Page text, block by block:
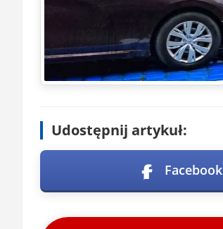
Udostępnij artykuł:
Facebook